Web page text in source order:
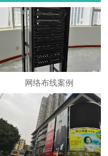
网络布线案例